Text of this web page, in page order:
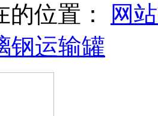
的位置：
网
钢运输罐